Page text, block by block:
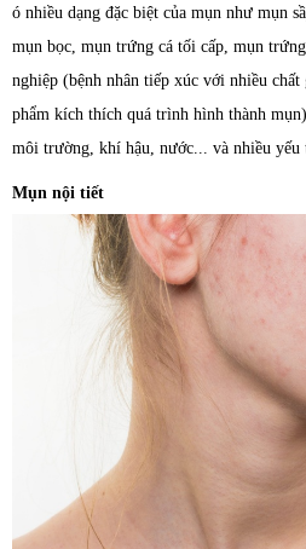
ó nhiều dạng đặc biệt của mụn như mụn
mụn bọc, mụn trứng cá tối cấp, mụn
nghiệp (bệnh nhân tiếp xúc với nhiều
phẩm kích thích quá trình hình thành
môi trường, khí hậu, nước... và nhiều yếu
Mụn nội tiết